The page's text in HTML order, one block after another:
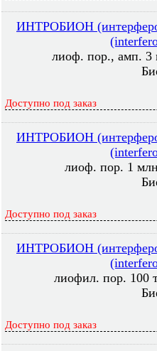
ИНТРОБИОН
лиоф. пор., амп.
Доступно под заказ
ИНТРОБИОН
лиоф. пор. 1
Доступно под заказ
ИНТРОБИОН
лиофил. пор. 100
Доступно под заказ